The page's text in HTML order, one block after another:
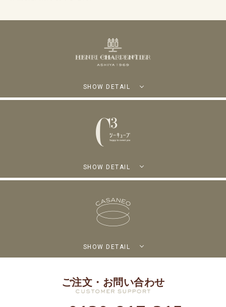
SHOW DETAIL
SHOW DETAIL
SHOW DETAIL
ご注文・お問い合わせ